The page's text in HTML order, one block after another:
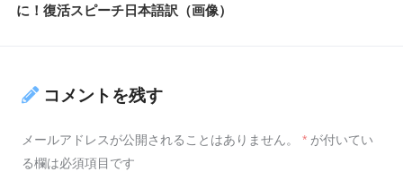
に！復活スピーチ日本語訳（画像）
コメントを残す
メールアドレスが公開されることはありません。 * が付いてい
る欄は必須項目です